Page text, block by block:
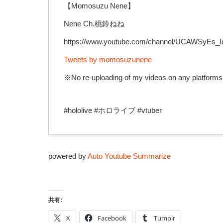
【Momosuzu Nene】
Nene Ch.桃鈴ねね
https://www.youtube.com/channel/
Tweets by momosuzunene
※No re-uploading of my videos on any
#hololive #ホロライブ #vtuber
powered byAuto Youtube Summarize
共有:
X Facebook Tumblr